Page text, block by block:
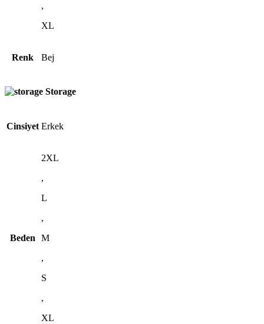
,
XL
Renk Bej
Storage
Cinsiyet Erkek
Beden
2XL
,
L
,
M
,
S
,
XL